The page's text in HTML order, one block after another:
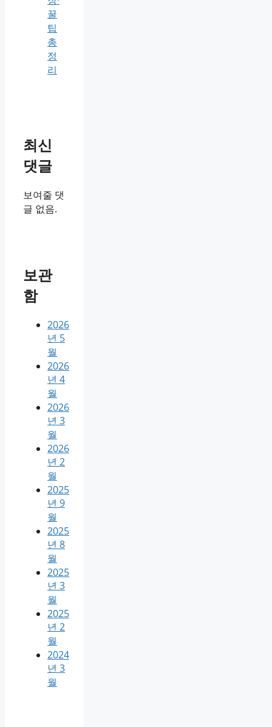
꿀
팁
총
정
리
최신
댓글
보여줄 댓
글 없음.
보관
함
2026
년 5
월
2026
년 4
월
2026
년 3
월
2026
년 2
월
2025
년 9
월
2025
년 8
월
2025
년 3
월
2025
년 2
월
2024
년 3
월